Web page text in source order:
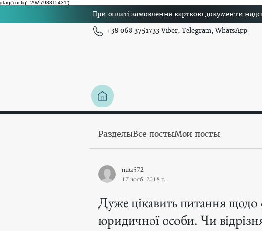
gtag('config', 'AW-798815431');
При оплаті замовлення карткою документи
+38 068 3751733 Viber, Telegram, WhatsApp
РазделыВсе постыМои посты
nuta572
17 нояб. 2018 г.
Дуже цікавить питання щодо
юридичної особи. Чи